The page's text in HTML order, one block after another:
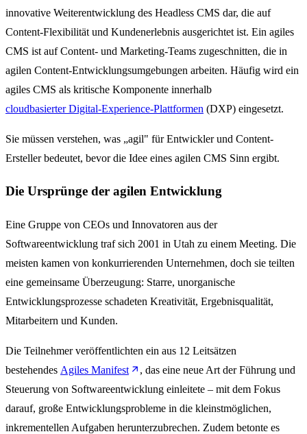
innovative Weiterentwicklung des Headless CMS dar, die auf
Content-Flexibilität und Kundenerlebnis ausgerichtet ist. Ein agiles
CMS ist auf Content- und Marketing-Teams zugeschnitten, die in
agilen Content-Entwicklungsumgebungen arbeiten. Häufig wird ein
agiles CMS als kritische Komponente innerhalb
cloudbasierter Digital-Experience-Plattformen (DXP) eingesetzt.
Sie müssen verstehen, was „agil" für Entwickler und Content-
Ersteller bedeutet, bevor die Idee eines agilen CMS Sinn ergibt.
Die Ursprünge der agilen Entwicklung
Eine Gruppe von CEOs und Innovatoren aus der
Softwareentwicklung traf sich 2001 in Utah zu einem Meeting. Die
meisten kamen von konkurrierenden Unternehmen, doch sie teilten
eine gemeinsame Überzeugung: Starre, unorganische
Entwicklungsprozesse schadeten Kreativität, Ergebnisqualität,
Mitarbeitern und Kunden.
Die Teilnehmer veröffentlichten ein aus 12 Leitsätzen
bestehendes Agiles Manifest
, das eine neue Art der Führung und
Steuerung von Softwareentwicklung einleitete – mit dem Fokus
darauf, große Entwicklungsprobleme in die kleinstmöglichen,
inkrementellen Aufgaben herunterzubrechen. Zudem betonte es